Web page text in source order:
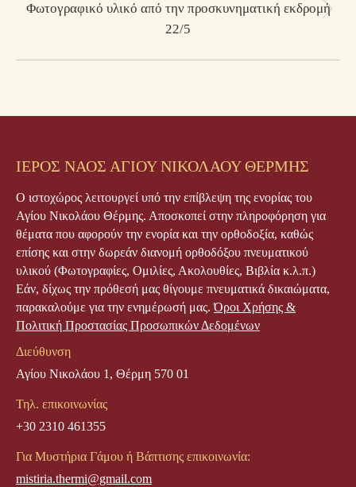
Next
Φωτογραφικό υλικό από την προσκυνηματική εκδρομή
22/5
ΙΕΡΟΣ ΝΑΟΣ ΑΓΙΟΥ ΝΙΚΟΛΑΟΥ ΘΕΡΜΗΣ
Ο ιστοχώρος λειτουργεί υπό την επίβλεψη της ενορίας του
Αγίου Νικολάου Θέρμης. Αποσκοπεί στην πληροφόρηση για
θέματα που αφορούν την ενορία και την ορθοδοξία, καθώς
επίσης και στην δωρεάν διανομή ορθοδόξου πνευματικού
υλικού (Φωτογραφίες, Ομιλίες, Ακολουθίες, Βιβλία κ.λ.π.)
Εάν, δίχως την πρόθεσή μας θίγουμε πνευματικά δικαιώματα,
παρακαλούμε για την ενημέρωσή μας.Όροι Χρήσης &
Πολιτική Προστασίας Προσωπικών Δεδομένων
Διεύθυνση
Αγίου Νικολάου 1, Θέρμη 570 01
Τηλ. επικοινωνίας
+30 2310 461355
Για Μυστήρια Γάμου ή Βάπτισης επικοινωνία:
mistiria.thermi@gmail.com